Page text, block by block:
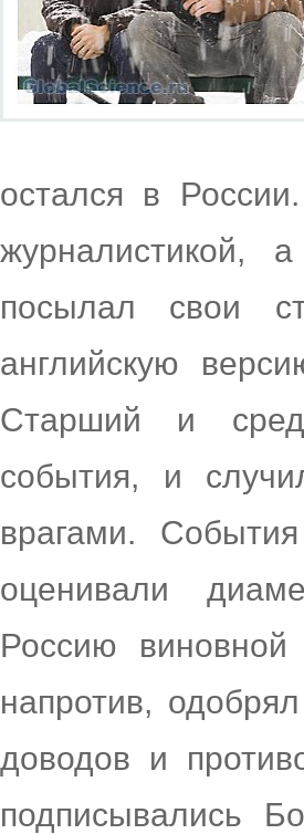
остался в
журналистикой,
посылал свои
английскую
Старший и
события, и
врагами.
оценивали
Россию
напротив,
доводов и
подписывались